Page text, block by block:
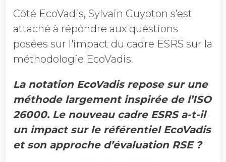
Côté EcoVadis, Sylvain Guyoton s’est
attaché à répondre aux questions
posées sur l'impact du cadre ESRS sur la
méthodologie EcoVadis.
La notation EcoVadis repose sur une
méthode largement inspirée de l’ISO
26000. Le nouveau cadre ESRS a-t-il
un impact sur le référentiel EcoVadis
et son approche d’évaluation RSE ?